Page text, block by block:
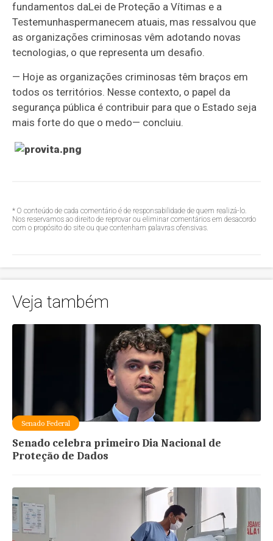
fundamentos daLei de Proteção a Vítimas e a
Testemunhaspermanecem atuais, mas ressalvou que
as organizações criminosas vêm adotando novas
tecnologias, o que representa um desafio.
— Hoje as organizações criminosas têm braços em
todos os territórios. Nesse contexto, o papel da
segurança pública é contribuir para que o Estado seja
mais forte do que o medo— concluiu.
* O conteúdo de cada comentário é de responsabilidade de quem realizá-lo.
Nos reservamos ao direito de reprovar ou eliminar comentários em desacordo
com o propósito do site ou que contenham palavras ofensivas.
Veja também
Senado Federal
Senado celebra primeiro Dia Nacional de
Proteção de Dados